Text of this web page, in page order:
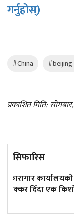
गर्नुहोस्)
#China
प्रकाशित मिति:
सिफारिस